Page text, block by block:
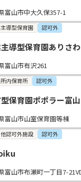
富山市中大久保357-1
導型保育園 認可外
導型保育園ありさ
富山市有沢261
内保育所 認可外
保育園ポポラー富
富山市山室保育園等棟
認可外施設 認可外
富山市布瀬町一丁目7-